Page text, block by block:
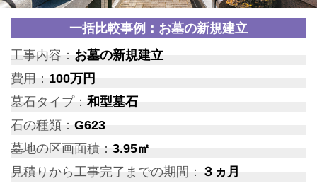
一括比較事例：お墓の新規建立
工事内容： お墓の新規建立
費用： 100万円
墓石タイプ：和型墓石
石の種類： G623
墓地の区画面積： 3.95㎡
見積りから工事完了までの期間： ３ヵ月